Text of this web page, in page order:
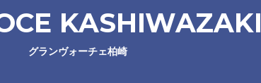
KASHIWAZAKI
グランヴォーチェ柏崎